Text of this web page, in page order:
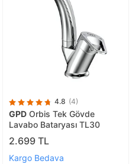
4.8 (4)
GPD Orbis Tek Gövde
Lavabo Bataryası TL30
2.699 TL
Kargo Bedava